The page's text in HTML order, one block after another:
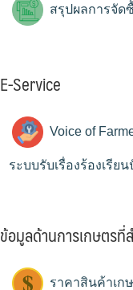
สรุปผลการจัด
E-Service
Voice of
ระบบรับเรื่องร้องเรีย
ข้อมูลด้านการเกษตร
ราคาสินค้าเก